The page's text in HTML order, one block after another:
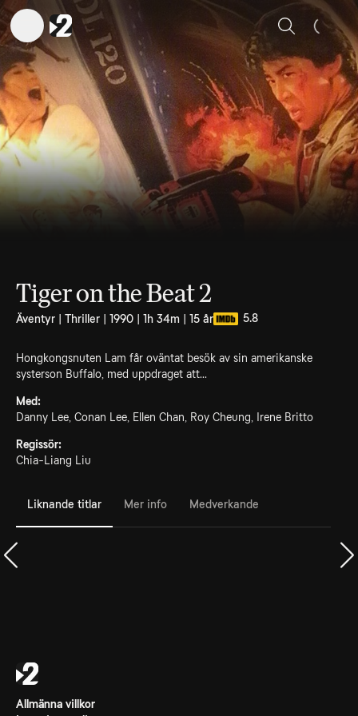
Sök
Tiger on the Beat 2
Äventyr | Thriller | 1990 | 1h 34m | 15 år 5.8
Hongkongsnuten Lam får oväntat besök av sin amerikanske
systerson Buffalo, med uppdraget att...
Med:
Danny Lee, Conan Lee, Ellen Chan, Roy Cheung, Irene Britto
Regissör:
Chia-Liang Liu
Liknande titlar Mer info Medverkande
Allmänna villkor